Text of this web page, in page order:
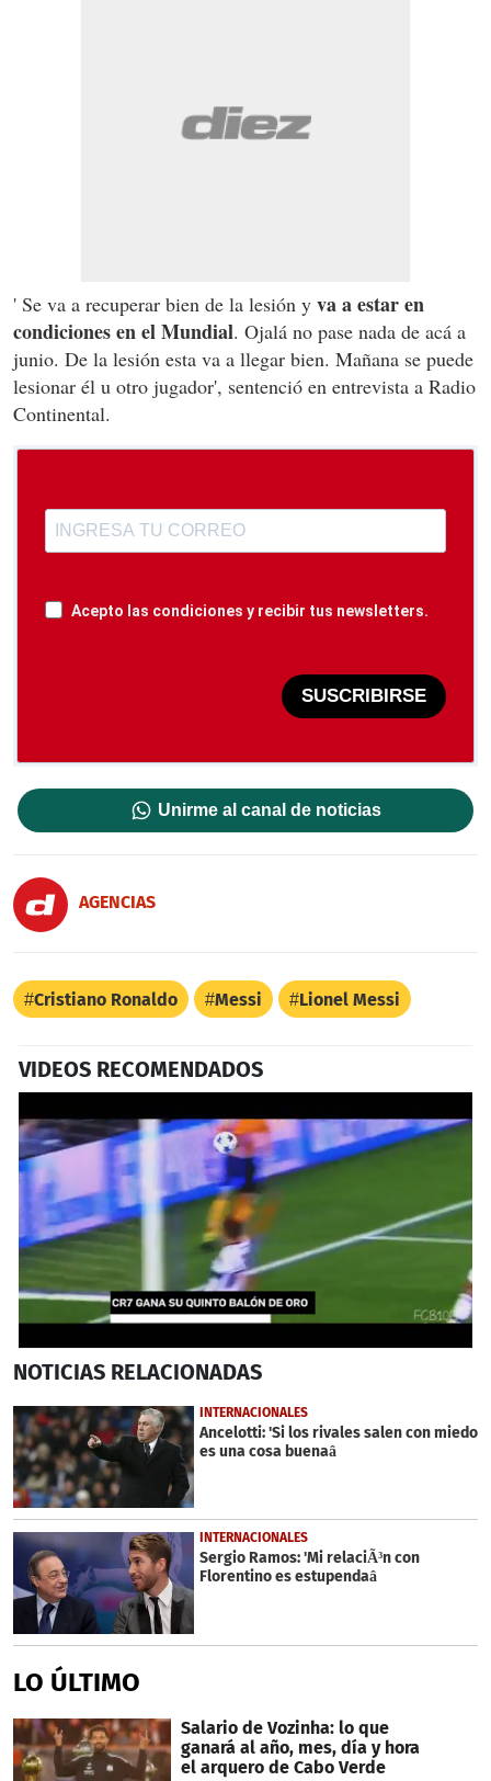
' Se va a recuperar bien de la lesión y va a estar en
condiciones en el Mundial. Ojalá no pase nada de acá a
junio. De la lesión esta va a llegar bien. Mañana se puede
lesionar él u otro jugador', sentenció en entrevista a Radio
Continental.
Acepto las condiciones y recibir tus newsletters.
SUSCRIBIRSE
Unirme al canal de noticias
AGENCIAS
Cristiano Ronaldo Messi Lionel Messi
VIDEOS RECOMENDADOS
seconds
53
seconds
NOTICIAS RELACIONADAS
INTERNACIONALES
Ancelotti: 'Si los rivales salen con miedo
es una cosa buenaâ
INTERNACIONALES
Sergio Ramos: 'Mi relaciÃ³n con
Florentino es estupendaâ
LO ÚLTIMO
Salario de Vozinha: lo que
ganará al año, mes, día y hora
el arquero de Cabo Verde